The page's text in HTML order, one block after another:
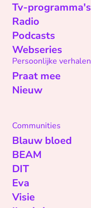
Tv-programma's
Radio
Podcasts
Webseries
Persoonlijke verhalen
Praat mee
Nieuw
Communities
Blauw bloed
BEAM
DIT
Eva
Visie